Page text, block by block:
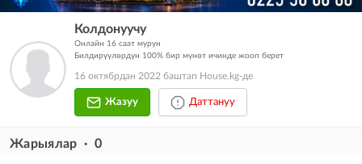
Колдонуучу
Онлайн 16 саат мурун
Билдирүүлөрдүн 100% бир мүнөт ичинде жооп берет
16 октябрдан 2022 баштап House.kg-де
Жазуу Даттануу
Жарыялар · 0